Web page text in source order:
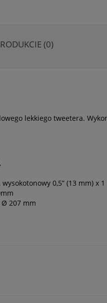
(0)
lekkiego tweetera.
0,5” (13 mm) x 1
207 mm